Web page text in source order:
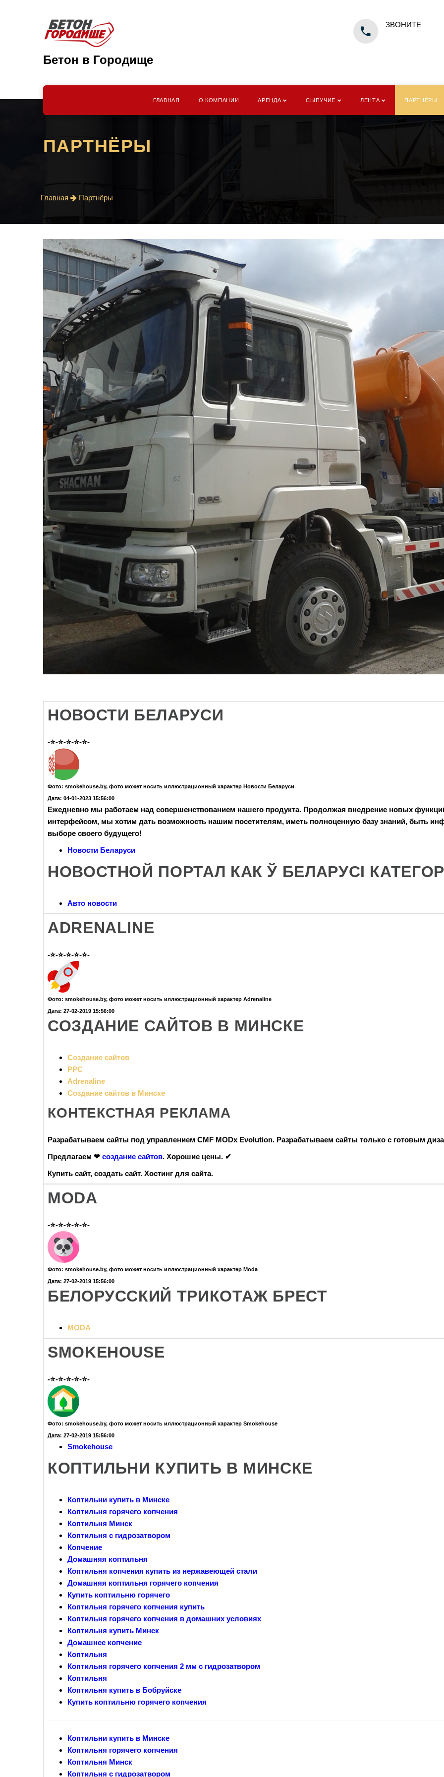
Бетон в Городище
ЗВОНИТЕ
ГЛАВНАЯ О КОМПАНИИ АРЕНДА СЫПУЧИЕ ЛЕНТА ПАРТНЁРЫ
ПАРТНЁРЫ
Главная Партнёры
НОВОСТИ БЕЛАРУСИ
-⭐-⭐-⭐-⭐-⭐-
Фото: smokehouse.by, фото может носить иллюстрационный характер Новости Беларуси
Дата: 04-01-2023 15:56:00
Ежедневно мы работаем над совершенствованием нашего продукта. Продолжая внедрение новых
интерфейсом, мы хотим дать возможность нашим посетителям, иметь полноценную базу знаний, быть
выборе своего будущего!
Новости Беларуси
НОВОСТНОЙ ПОРТАЛ КАК Ў БЕЛАРУCІ
Авто новости
ADRENALINE
-⭐-⭐-⭐-⭐-⭐-
Фото: smokehouse.by, фото может носить иллюстрационный характер Adrenaline
Дата: 27-02-2019 15:56:00
СОЗДАНИЕ САЙТОВ В МИНСКЕ
Создание сайтов
PPC
Adrenaline
Создание сайтов в Минске
КОНТЕКСТНАЯ РЕКЛАМА
Разрабатываем сайты под управлением CMF MODx Evolution. Разрабатываем сайты только с готовым
Предлагаем ❤ создание сайтов. Хорошие цены. ✔
Купить сайт, создать сайт. Хостинг для сайта.
MODA
-⭐-⭐-⭐-⭐-⭐-
Фото: smokehouse.by, фото может носить иллюстрационный характер Moda
Дата: 27-02-2019 15:56:00
БЕЛОРУССКИЙ ТРИКОТАЖ БРЕСТ
MODA
SMOKEHOUSE
-⭐-⭐-⭐-⭐-⭐-
Фото: smokehouse.by, фото может носить иллюстрационный характер Smokehouse
Дата: 27-02-2019 15:56:00
Smokehouse
КОПТИЛЬНИ КУПИТЬ В МИНСКЕ
Коптильни купить в Минске
Коптильня горячего копчения
Коптильня Минск
Коптильня с гидрозатвором
Копчение
Домашняя коптильня
Коптильня копчения купить из нержавеющей стали
Домашняя коптильня горячего копчения
Купить коптильню горячего
Коптильня горячего копчения купить
Коптильня горячего копчения в домашних условиях
Коптильня купить Минск
Домашнее копчение
Коптильня
Коптильня горячего копчения 2 мм с гидрозатвором
Коптильня
Коптильня купить в Бобруйске
Купить коптильню горячего копчения
Коптильни купить в Минске
Коптильня горячего копчения
Коптильня Минск
Коптильня с гидрозатвором